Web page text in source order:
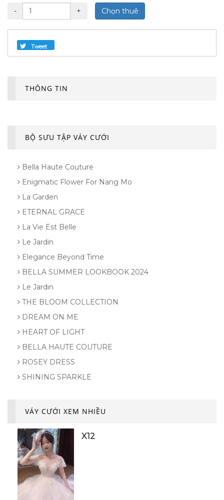
- + Chọn thuê
Tweet
THÔNG TIN
BỘ SƯU TẬP VÁY CƯỚI
Bella Haute Couture
Enigmatic Flower For Nang Mo
La Garden
ETERNAL GRACE
La Vie Est Belle
Le Jardin
Elegance Beyond Time
BELLA SUMMER LOOKBOOK 2024
Le Jardin
THE BLOOM COLLECTION
DREAM ON ME
HEART OF LIGHT
BELLA HAUTE COUTURE
ROSEY DRESS
SHINING SPARKLE
VÁY CƯỚI XEM NHIỀU
X12